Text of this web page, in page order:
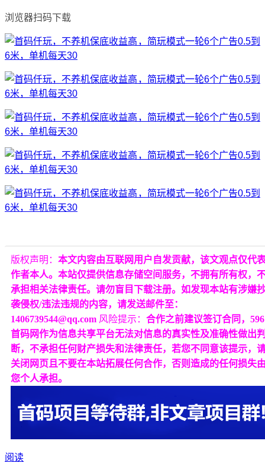
浏览器扫码下载
版权声明： 本文内容由互联网用户自发贡献，该文观点仅代
作者本人。本站仅提供信息存储空间服务，不拥有所有权，
承担相关法律责任。请勿盲目下载注册。如发现本站有涉嫌
袭侵权/违法违规的内容，请发送邮件至：
1406739544@qq.com 风险提示： 合作之前建议签订合同，596
首码网作为信息共享平台无法对信息的真实性及准确性做出
断，不承担任何财产损失和法律责任，若您不同意该提示，
关闭网页且不要在本站拓展任何合作，否则造成的任何损失
您个人承担。
阅读